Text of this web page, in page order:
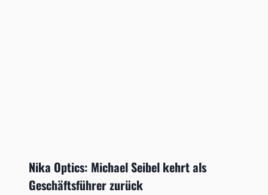
Nika Optics: Michael Seibel kehrt als
Geschäftsführer zurück